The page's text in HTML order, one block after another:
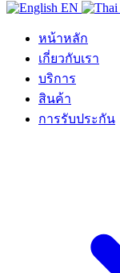
EN
หน้าหลัก
เกี่ยวกับเรา
บริการ
สินค้า
การรับประกัน